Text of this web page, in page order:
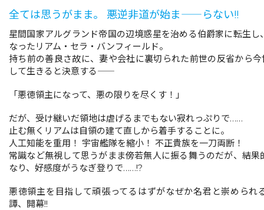
全ては思うがまま。 悪逆非道が始ま――らない!!
星間国家アルグランド帝国の辺境惑星を治める伯爵家に転生し
なったリアム・セラ・バンフィールド。
持ち前の善良さ故に、妻や会社に裏切られた前世の反省から今
して生きると決意する――
「悪徳領主になって、悪の限りを尽くす！」
だが、受け継いだ領地は虐げるまでもない寂れっぷりで……
止む無くリアムは自領の建て直しから着手することに。
人工知能を重用！ 宇宙艦隊を縮小！ 不正貴族を一刀両断！
常識など無視して思うがまま傍若無人に振る舞うのだが、結果
なり、好感度がうなぎ登りで……!?
悪徳領主を目指して頑張ってるはずがなぜか名君と崇められ
譚、開幕!!